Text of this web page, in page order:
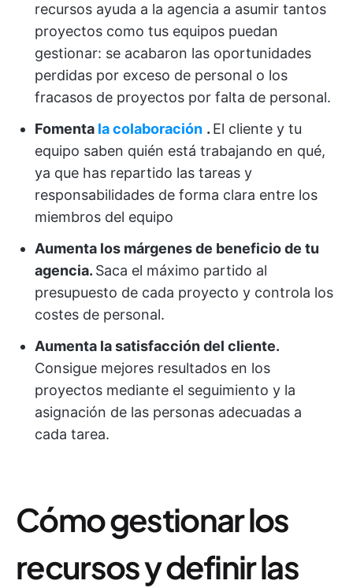
recursos ayuda a la agencia a asumir tantos
proyectos como tus equipos puedan
gestionar: se acabaron las oportunidades
perdidas por exceso de personal o los
fracasos de proyectos por falta de personal.
Fomenta la colaboración . El cliente y tu
equipo saben quién está trabajando en qué,
ya que has repartido las tareas y
responsabilidades de forma clara entre los
miembros del equipo
Aumenta los márgenes de beneficio de tu
agencia. Saca el máximo partido al
presupuesto de cada proyecto y controla los
costes de personal.
Aumenta la satisfacción del cliente.
Consigue mejores resultados en los
proyectos mediante el seguimiento y la
asignación de las personas adecuadas a
cada tarea.
Cómo gestionar los
recursos y definir las